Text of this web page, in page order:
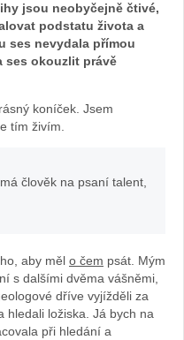
jsou neobyčejně čtivé,
podstatu života a
ses nevydala přímou
ses okouzlit právě
koníček. Jsem
tím živím.
člověk na psaní talent,
aby měl o čem psát. Mým
s dalšími dvěma vášněmi,
dříve vyjížděli za
hledali ložiska. Já bych na
při hledání a